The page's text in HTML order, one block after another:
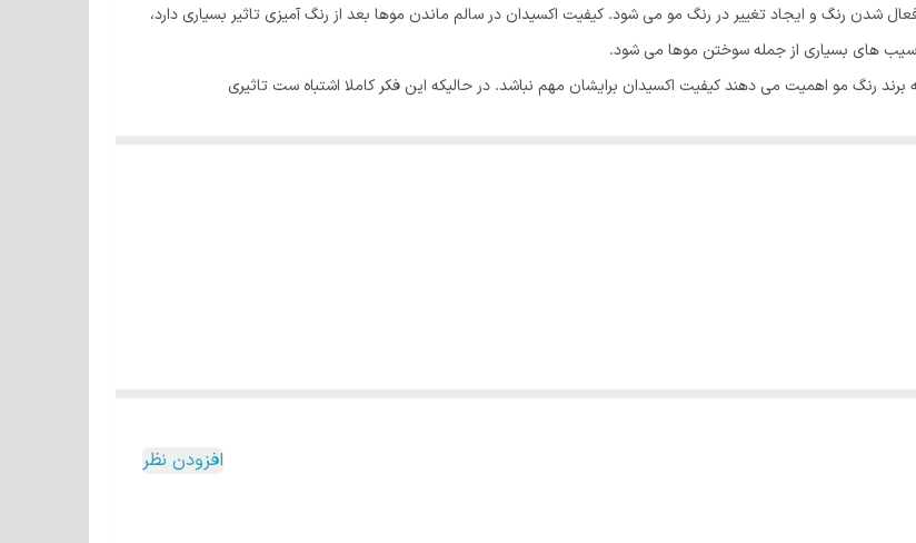
شدن رنگ و ایجاد تغییر در رنگ مو می شود. کیفیت اکسیدان در سالم ماندن موها بعد از رنگ آمیزی تاثیر بسیاری دارد،
های بسیاری از جمله سوختن موها می شود.
برند رنگ مو اهمیت می دهند کیفیت اکسیدان برایشان مهم نباشد. در حالیکه این فکر کاملا اشتباه ست تاثیری
کنند.
متفاوت است. اگر موهای آسیب دیده ایی دارید و یا اینکه حجم موسفید بسیار بالایی دارید بهتر است که از اکسیدان
افزودن نظر